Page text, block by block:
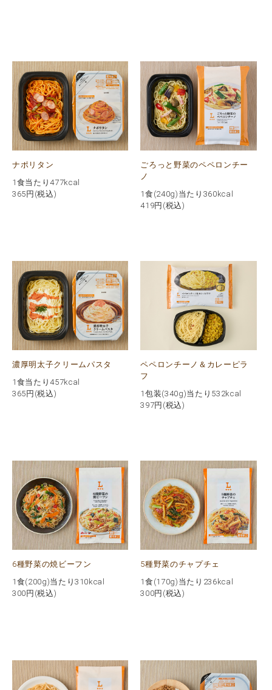
ナポリタン
1食当たり477kcal
365 円(税込)
ごろっと野菜のペペロンチー
ノ
1食(240g)当たり360kcal
419円(税込)
濃厚明太子クリームパスタ
1食当たり457kcal
365 円(税込)
ペペロンチーノ＆カレーピラ
フ
1包装(340g)当たり532kcal
397円(税込)
6種野菜の焼ビーフン
1食(200g)当たり310kcal
300 円(税込)
5種野菜のチャプチェ
1食(170g)当たり236kcal
300円(税込)